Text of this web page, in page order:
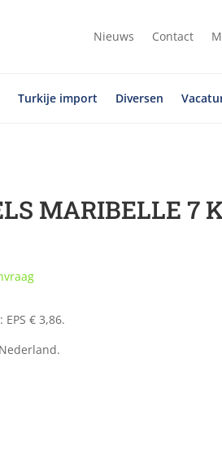
Nieuws Contact
Turkije import Diversen
MARIBELLE 7
€ 3,86.